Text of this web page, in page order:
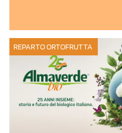
REPARTO ORTOFRUTTA